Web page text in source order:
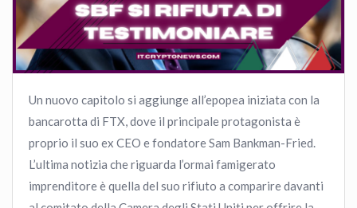
Un nuovo capitolo si aggiunge all’epopea iniziata con la
bancarotta di FTX, dove il principale protagonista è
proprio il suo ex CEO e fondatore Sam Bankman-Fried.
L’ultima notizia che riguarda l’ormai famigerato
imprenditore è quella del suo rifiuto a comparire davanti